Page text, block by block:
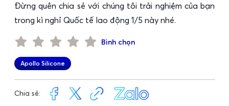
Đừng quên chia sẻ với chúng tôi trải nghiệm của bạn
trong kì nghỉ Quốc tế lao động 1/5 này nhé.
Bình chọn
Apollo Silicone
Chia sẻ: